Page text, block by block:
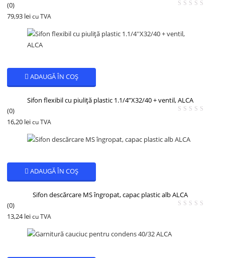
(0)
79,93 lei cu TVA
ADAUGĂ ÎN COȘ
Sifon flexibil cu piuliță plastic 1.1/4”X32/40 + ventil, ALCA
(0)
16,20 lei cu TVA
ADAUGĂ ÎN COȘ
Sifon descărcare MS îngropat, capac plastic alb ALCA
(0)
13,24lei cu TVA